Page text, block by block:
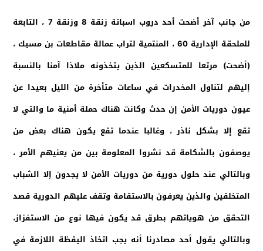
من جانب آخر أضحت أحد دروب اسباتة زنقة 8 وزنقة 7 ، التابعة
للملحقة الإدارية 60 ، المنتمية لتراب عمالة مقاطعات بن مسيك ،
(أضحت) مرتعا للمتسكعين الذين يتخذونه ملاذا آمنا بالنسبة
إليهم لتناول المخدرات في ساعات متأخرة من الليل بعيدا عن
عيون دوريات الأمن إن حدث وكانت هناك حملة أمنية ما والتي لا
تقع إلا بشكل ناذر ، وغالبا عندما تقع يكون هناك بعض من
يوصفون بالشكامة قد نشروا المعلومة بين من يعنيهم الأمر ،
وبالتالي عند حلول دورية من دوريات الأمن لا يجدون إلا الشباب
المتخلقين والذين يعرفون بالاستقامة وتقف عليهم الدورية قصد
التحقق من هوياتهم بطرق قد يكون فيها نوع من الاستفزاز،
وبالتالي يقول أحد مصادرنا أنه يجب اتخاذ اليقظة اللازمة في